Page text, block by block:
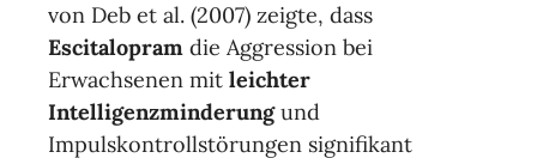
von Deb et al. (2007) zeigte, dass
Escitalopram die Aggression bei
Erwachsenen mit leichter
Intelligenzminderungund
Impulskontrollstörungen signifikant